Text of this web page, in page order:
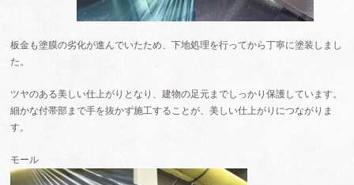
板金も塗膜の劣化が進んでいたため、下地処理を行ってから丁寧に塗装しまし
た。
ツヤのある美しい仕上がりとなり、建物の足元までしっかり保護しています。
細かな付帯部まで手を抜かず施工することが、美しい仕上がりにつながりま
す。
モール